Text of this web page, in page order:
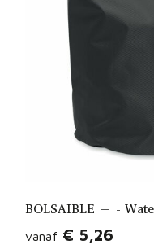
BOLSAIBLE + -
vanaf € 5,26